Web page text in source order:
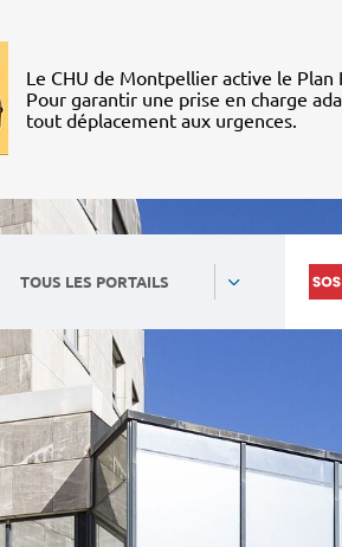
Le CHU de Montpellier active le Plan
Pour garantir une prise en charge
tout déplacement aux urgences.
TOUS LES PORTAILS